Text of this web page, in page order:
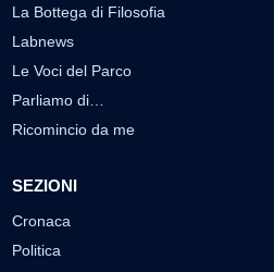
La Bottega di Filosofia
Labnews
Le Voci del Parco
Parliamo di…
Ricomincio da me
SEZIONI
Cronaca
Politica